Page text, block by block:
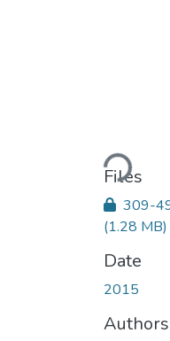
Loading...
Files
309-
(1.28 MB)
Date
2015
Authors